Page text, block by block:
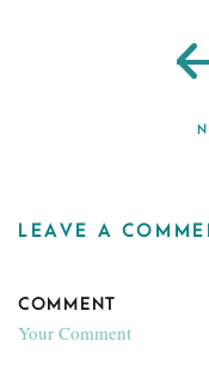
LEAVE A
COMMENT